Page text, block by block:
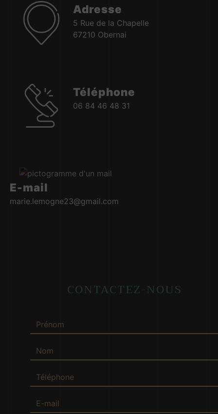
Adresse
5 Rue de la Chapelle
67210 Obernai
Téléphone
06 84 46 48 31
E-mail
marie.lemogne23@gmail.com
CONTACTEZ-NOUS